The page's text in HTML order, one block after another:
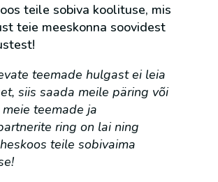
teile sobiva koolituse, mis
teie meeskonna soovidest
teemade hulgast ei leia
siis saada meile päring või
teemade ja
ring on lai ning
teile sobivaima